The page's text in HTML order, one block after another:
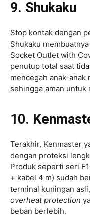
9. Shukaku
Stop kontak dengan
Shukaku
Socket Outlet with
penutup total saat
mencegah anak-anak
sehingga aman untuk
10.
Terakhir, Kenmaster
dengan proteksi
Produk seperti seri
+ kabel 4 m) sudah
terminal kuningan asli,
overheat protection
beban berlebih.